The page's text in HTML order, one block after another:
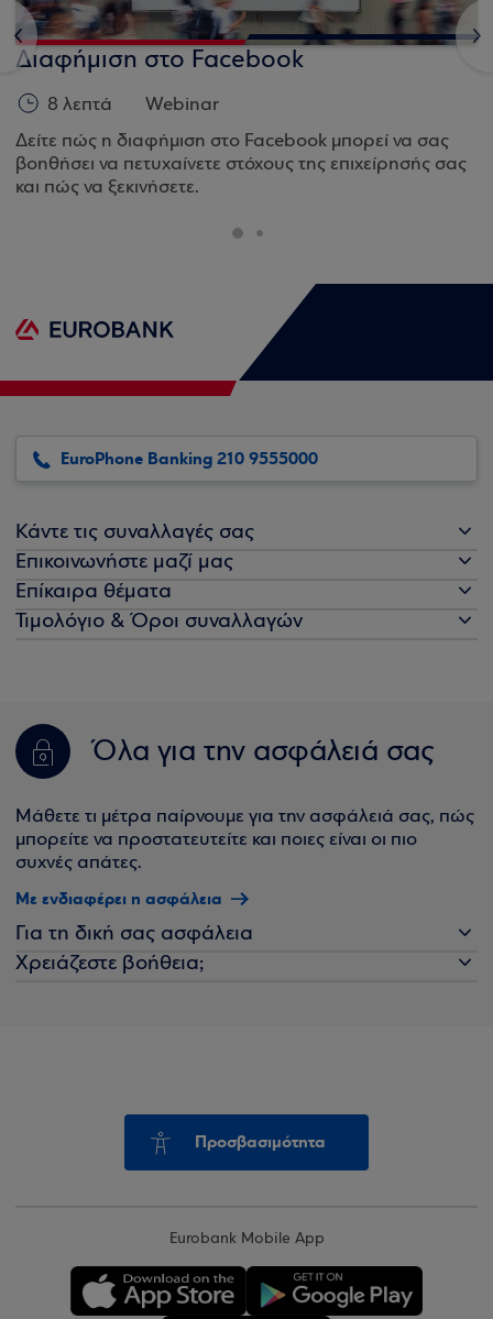
<
Διαφήμιση στο Facebook
8 λεπτά
Webinar
Δείτε πώς η διαφήμιση στο Facebook μπορεί να σας
βοηθήσει να πετυχαίνετε στόχους της επιχείρησής σας
και πώς να ξεκινήσετε.
>
EuroPhone Banking 210 9555000
Κάντε τις συναλλαγές σας
Επικοινωνήστε μαζί μας
Επίκαιρα θέματα
Τιμολόγιο & Όροι συναλλαγών
Όλα για την ασφάλειά σας
Μάθετε τι μέτρα παίρνουμε για την ασφάλειά σας, πώς
μπορείτε να προστατευτείτε και ποιες είναι οι πιο
συχνές απάτες.
Με ενδιαφέρει η ασφάλεια
Για τη δική σας ασφάλεια
Χρειάζεστε βοήθεια;
Προσβασιμότητα
Eurobank Mobile App